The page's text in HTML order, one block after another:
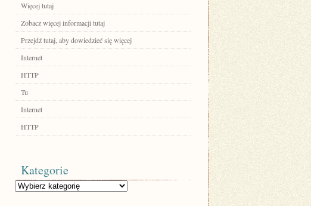
Więcej tutaj
Zobacz więcej informacji tutaj
Przejdź tutaj, aby dowiedzieć się więcej
Internet
HTTP
Tu
Internet
HTTP
Kategorie
Kategorie